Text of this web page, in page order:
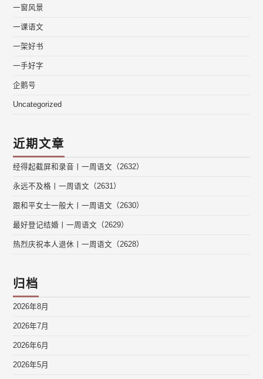
一窗风景
一课语文
一架好书
一手好字
企鹅号
Uncategorized
近期文章
经得起截屏和录音丨一周语文（2632）
永远不及格丨一周语文（2631）
跟和平女士一般大丨一周语文（2630）
最好登记结婚丨一周语文（2629）
热烈庆祝本人退休丨一周语文（2628）
归档
2026年8月
2026年7月
2026年6月
2026年5月